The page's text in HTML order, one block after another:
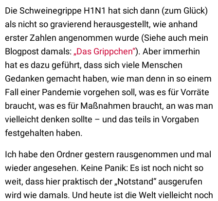
Die Schweinegrippe H1N1 hat sich dann (zum Glück)
als nicht so gravierend herausgestellt, wie anhand
erster Zahlen angenommen wurde (Siehe auch mein
Blogpost damals: „Das Grippchen“). Aber immerhin
hat es dazu geführt, dass sich viele Menschen
Gedanken gemacht haben, wie man denn in so einem
Fall einer Pandemie vorgehen soll, was es für Vorräte
braucht, was es für Maßnahmen braucht, an was man
vielleicht denken sollte – und das teils in Vorgaben
festgehalten haben.
Ich habe den Ordner gestern rausgenommen und mal
wieder angesehen. Keine Panik: Es ist noch nicht so
weit, dass hier praktisch der „Notstand“ ausgerufen
wird wie damals. Und heute ist die Welt vielleicht noch